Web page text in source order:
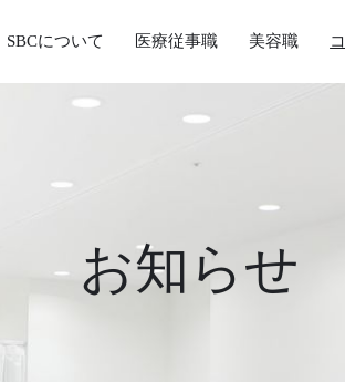
SBCについて 医療従事職 美容職
お知らせ